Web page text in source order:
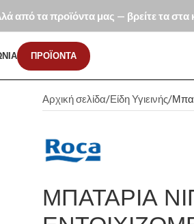
από τα προϊόντα μας — βρείτε τα
ΠΡΟΪΟΝΤΑ
Αρχική σελίδα Είδη Υγιεινής
ΜΠΑΤΑΡΊΑ